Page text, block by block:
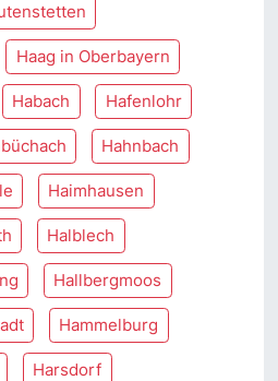
Haag in Oberbayern
Habach Hafenlohr
Hahnbach
Haimhausen
Halblech
Hallbergmoos
Hammelburg
Harsdorf